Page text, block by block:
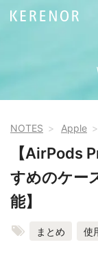
NOTES Apple
【AirPods
すめのケー
能】
まとめ 使